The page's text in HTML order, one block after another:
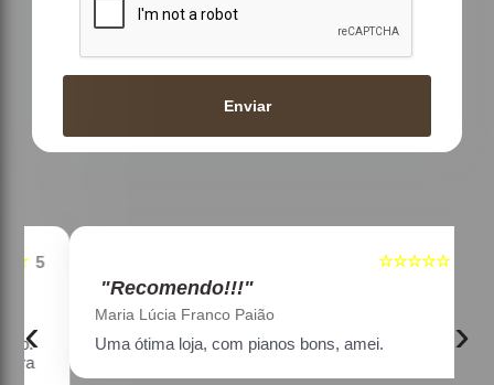
Enviar
5
☆☆☆☆☆
"Recomendo!!!"
Maria Lúcia Franco Paião
Uma ótima loja, com pianos bons, amei.
‹ ›